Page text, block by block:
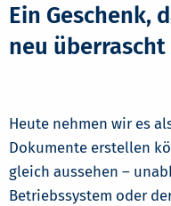
Ein Geschenk,
neu überrascht
Heute nehmen wir es
Dokumente erstellen
gleich aussehen –
Betriebssystem oder